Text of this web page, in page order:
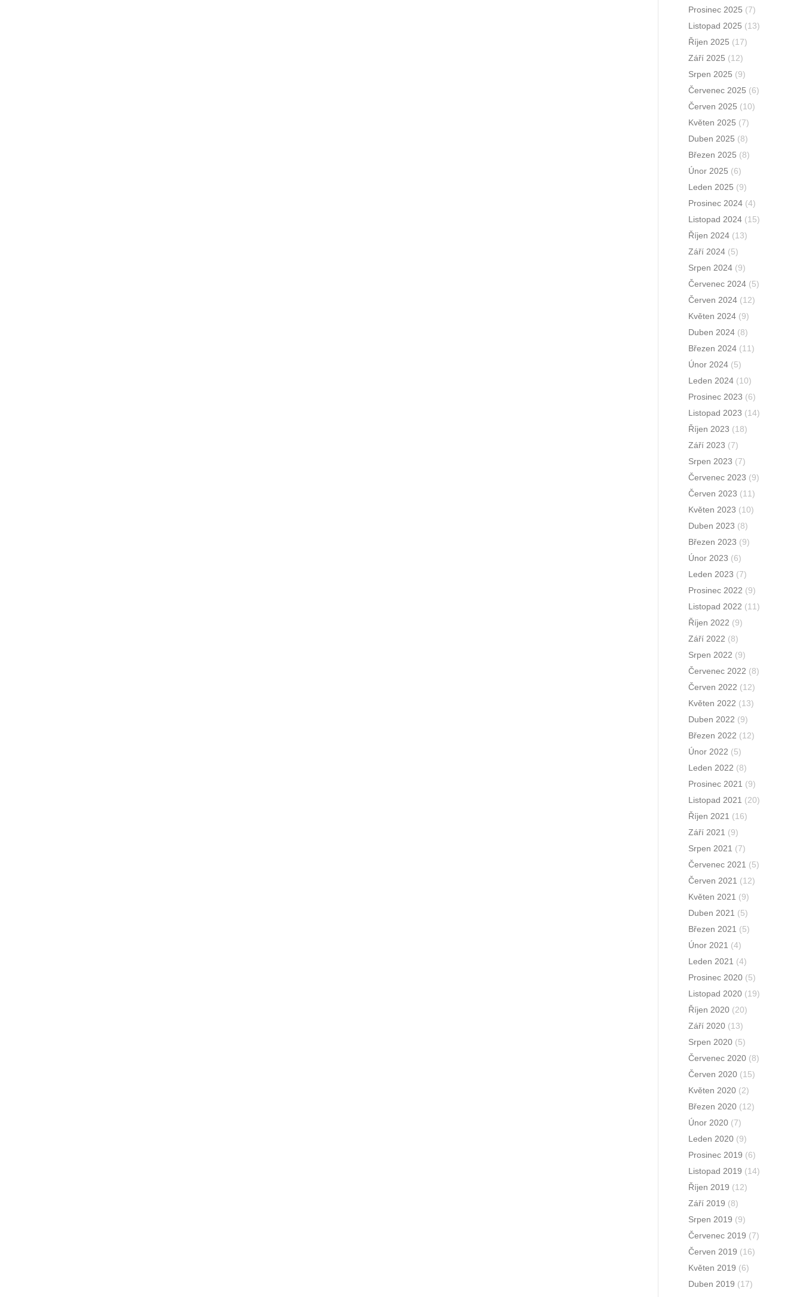
Prosinec 2025 (7)
Listopad 2025 (13)
Říjen 2025 (17)
Září 2025 (12)
Srpen 2025 (9)
Červenec 2025 (6)
Červen 2025 (10)
Květen 2025 (7)
Duben 2025 (8)
Březen 2025 (8)
Únor 2025 (6)
Leden 2025 (9)
Prosinec 2024 (4)
Listopad 2024 (15)
Říjen 2024 (13)
Září 2024 (5)
Srpen 2024 (9)
Červenec 2024 (5)
Červen 2024 (12)
Květen 2024 (9)
Duben 2024 (8)
Březen 2024 (11)
Únor 2024 (5)
Leden 2024 (10)
Prosinec 2023 (6)
Listopad 2023 (14)
Říjen 2023 (18)
Září 2023 (7)
Srpen 2023 (7)
Červenec 2023 (9)
Červen 2023 (11)
Květen 2023 (10)
Duben 2023 (8)
Březen 2023 (9)
Únor 2023 (6)
Leden 2023 (7)
Prosinec 2022 (9)
Listopad 2022 (11)
Říjen 2022 (9)
Září 2022 (8)
Srpen 2022 (9)
Červenec 2022 (8)
Červen 2022 (12)
Květen 2022 (13)
Duben 2022 (9)
Březen 2022 (12)
Únor 2022 (5)
Leden 2022 (8)
Prosinec 2021 (9)
Listopad 2021 (20)
Říjen 2021 (16)
Září 2021 (9)
Srpen 2021 (7)
Červenec 2021 (5)
Červen 2021 (12)
Květen 2021 (9)
Duben 2021 (5)
Březen 2021 (5)
Únor 2021 (4)
Leden 2021 (4)
Prosinec 2020 (5)
Listopad 2020 (19)
Říjen 2020 (20)
Září 2020 (13)
Srpen 2020 (5)
Červenec 2020 (8)
Červen 2020 (15)
Květen 2020 (2)
Březen 2020 (12)
Únor 2020 (7)
Leden 2020 (9)
Prosinec 2019 (6)
Listopad 2019 (14)
Říjen 2019 (12)
Září 2019 (8)
Srpen 2019 (9)
Červenec 2019 (7)
Červen 2019 (16)
Květen 2019 (6)
Duben 2019 (17)